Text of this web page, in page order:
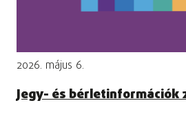
2026. május 6.
Jegy- és bérletinformációk